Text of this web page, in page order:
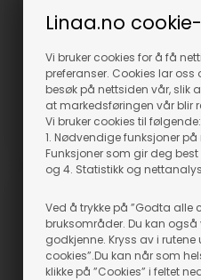
Linaa.no
Vi bruker cookies for å få
preferanser. Cookies lar
besøk på nettsiden vår, slik
at markedsføringen vår blir
Vi bruker cookies til følgende:
1. Nødvendige funksjoner
Funksjoner som gir deg
og 4. Statistikk og
Ved å trykke på ”Godta alle
bruksområder. Du kan
godkjenne. Kryss av i
cookies”.Du kan når som
klikke på ”Cookies” i feltet
På lager
(inkl. mva)
Evt. leveringskostnader
Varenr.: 59630